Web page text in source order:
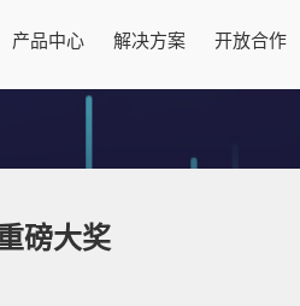
产品中心 解决方案 开放合作
磅大奖